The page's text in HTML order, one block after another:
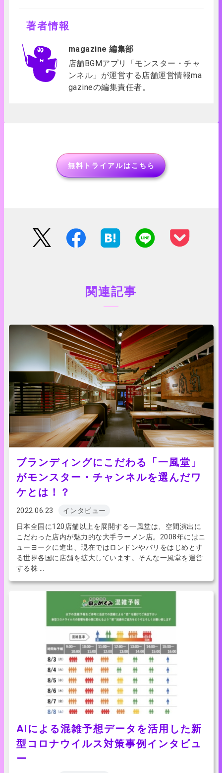
著者情報
magazine 編集部
店舗BGMアプリ「モンスター・チャ
ンネル」が運営する店舗運営情報ma
gazineの編集責任者。
無料トライアルはこちら
関連記事
ブランディングにこだわる「一風堂」
がモンスター・チャンネルを選んだワ
ケとは！？
2022.06.23
インタビュー
日本全国に120店舗以上を展開する一風堂は、空間演出に
こだわった店内が魅力的な大手ラーメン店。2008年にはニ
ューヨークに進出、現在ではロンドンやパリをはじめとす
る世界各国に店舗を拡大しています。そんな一風堂を運営
する株 …
AIによる混雑予想データを活用した新
型コロナウイルス対策事例インタビュ
ー